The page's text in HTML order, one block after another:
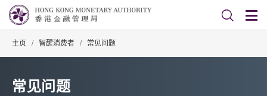
主页 / 智醒消费者 / 常见问题
常见问题